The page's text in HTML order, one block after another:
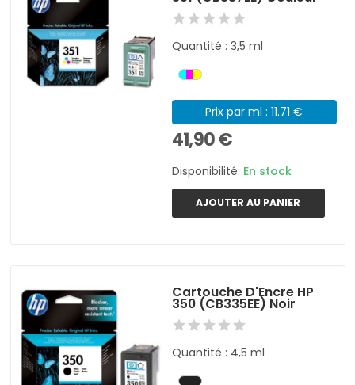
Quantité : 3,5 ml
Prix par ml : 11.71 €
41,90 €
Disponibilité: En stock
AJOUTER AU PANIER
Cartouche D'Encre HP
350 (CB335EE) Noir
Quantité : 4,5 ml